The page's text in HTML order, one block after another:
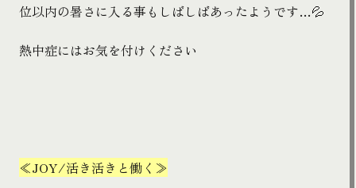
位以内の暑さに入る事もしばしばあったようです…💦
熱中症にはお気を付けください
≪JOY/活き活きと働く≫